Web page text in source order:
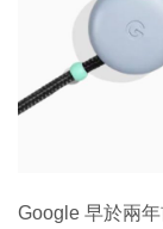
Enterprise Digital
特集
Google 早於兩